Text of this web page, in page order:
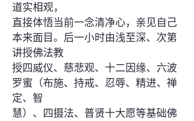
道实相观，
直接体悟当前一念清净心，亲见自己
本来面目。后一小时由浅至深、次第
讲授佛法教
授四威仪、慈悲观、十二因缘、六波
罗蜜（布施、持戒、忍辱、精进、禅
定、智
慧）、四摄法、普贤十大愿等基础佛